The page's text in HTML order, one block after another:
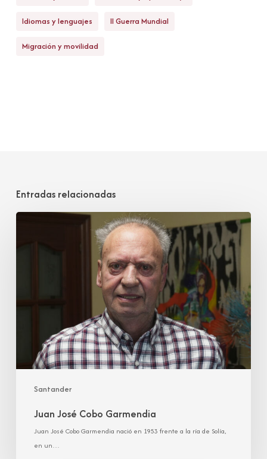
Idiomas y lenguajes II Guerra Mundial
Migración y movilidad
Entradas relacionadas
Santander
Juan
Juan José Cobo Garmendia
Juan José Cobo Garmendia nació en 1953 frente a la ría de Solía,
en un…